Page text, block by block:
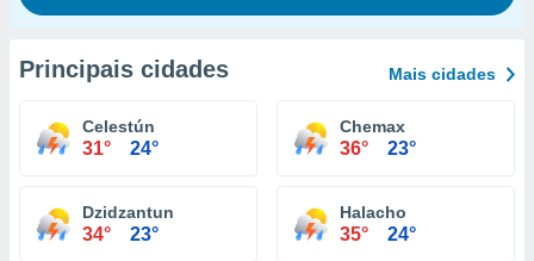
Principais cidades Mais cidades
Celestún
31° 24°
Chemax
36° 23°
Dzidzantun
34° 23°
Halacho
35° 24°